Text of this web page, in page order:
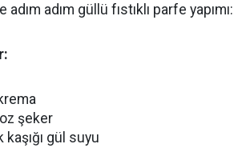
adım adım güllü fıstıklı parfe yapımı:
şeker
kaşığı gül suyu